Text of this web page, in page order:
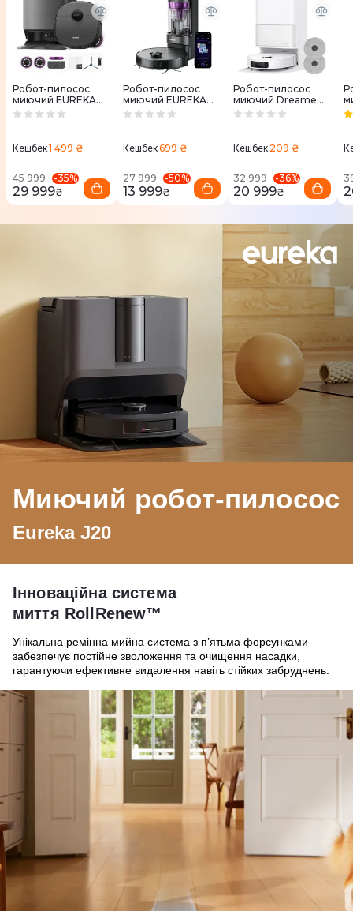
Робот-пилосос
миючий EUREKA
J15 Pro Ultra
Кешбек1 499 ₴
45 999 -35%
29 999₴
Робот-пилосос
миючий EUREKA
E20 Plus
Кешбек699 ₴
27 999 -50%
13 999₴
Робот-пилосос
миючий Dreame
Bot D20 Ultra
Кешбек 209 ₴
32 999 -36%
20 999₴
Миючий робот-пилосос
Eureka J20
Інноваційна система
миття RollRenew™
Унікальна ремінна мийна система з п’ятьма форсунками
забезпечує постійне зволоження та очищення насадки,
гарантуючи ефективне видалення навіть стійких забруднень.